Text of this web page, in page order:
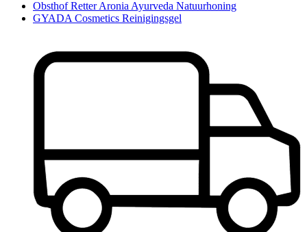
Obsthof Retter Aronia Ayurveda Natuurhoning
GYADA Cosmetics Reinigingsgel